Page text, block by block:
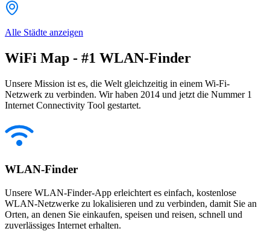
Alle Städte anzeigen
WiFi Map - #1 WLAN-Finder
Unsere Mission ist es, die Welt gleichzeitig in einem Wi-Fi-
Netzwerk zu verbinden. Wir haben 2014 und jetzt die Nummer 1
Internet Connectivity Tool gestartet.
WLAN-Finder
Unsere WLAN-Finder-App erleichtert es einfach, kostenlose
WLAN-Netzwerke zu lokalisieren und zu verbinden, damit Sie an
Orten, an denen Sie einkaufen, speisen und reisen, schnell und
zuverlässiges Internet erhalten.